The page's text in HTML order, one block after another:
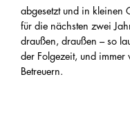
abgesetzt und in kleinen
für die nächsten zwei
draußen, draußen – so
der Folgezeit, und
Betreuern.